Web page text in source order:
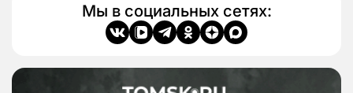
Мы в социальных сетях: